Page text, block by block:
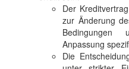
Der
zur Änderung
Anpassung
Die